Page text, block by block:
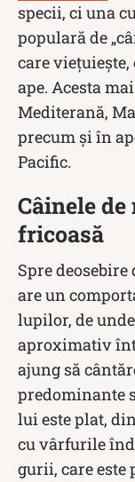
specii, ci una
populară de
care
ape. Acesta
Mediterană,
precum și în
Pacific.
Câinele
fricoasă
Spre
are un
lupilor, de
aproximativ
ajung să
predominante
lui este plat,
cu vârfurile
gurii, care este